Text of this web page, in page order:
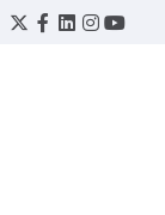
Twitter
Facebook
LinkedIn
Instagram